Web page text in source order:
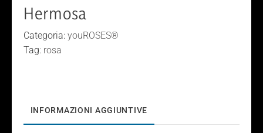
Hermosa
Categoria: youROSES®
Tag: rosa
INFORMAZIONI AGGIUNTIVE